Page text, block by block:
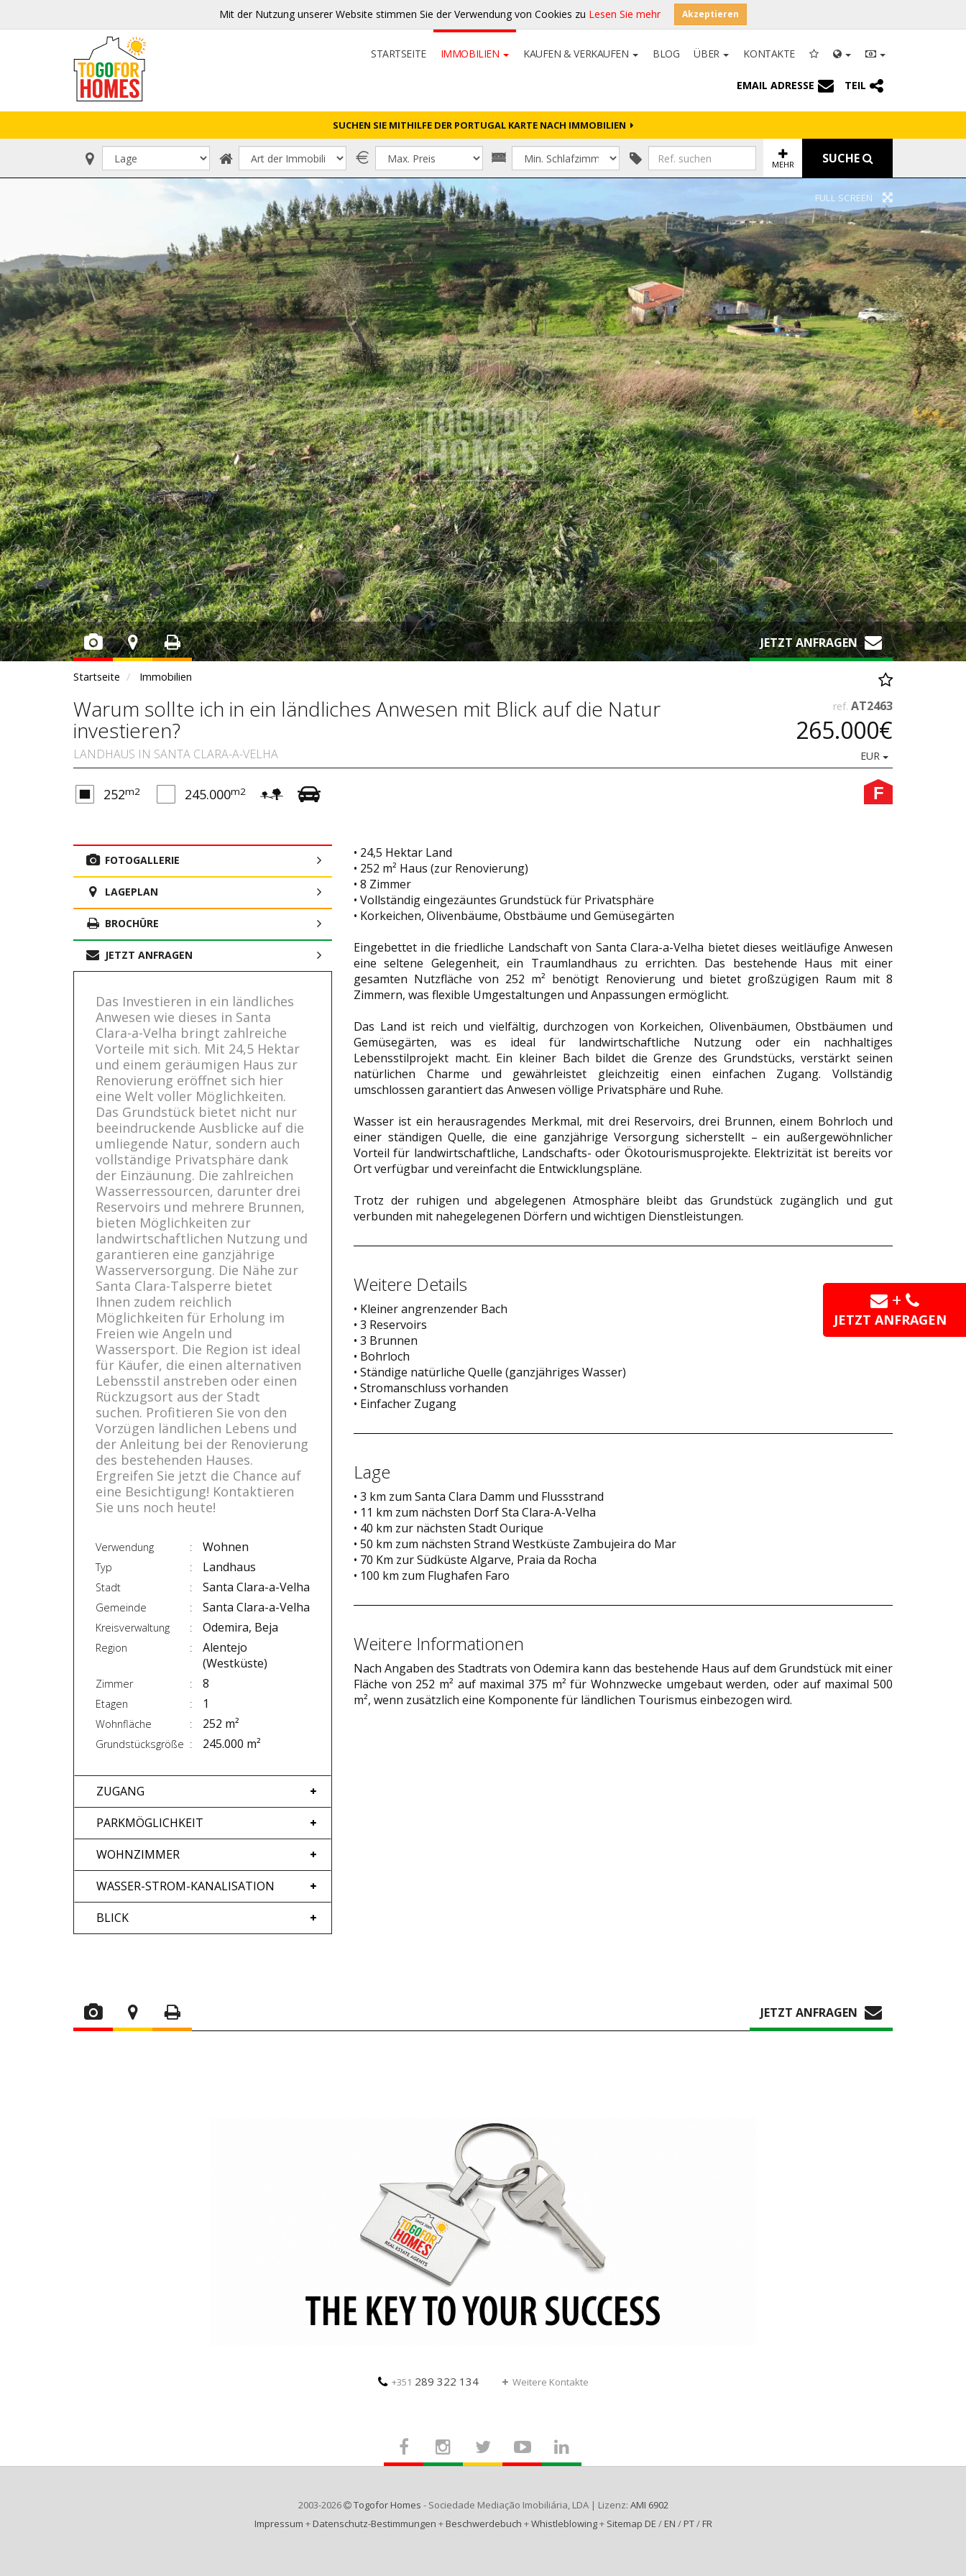
Mit der Nutzung unserer Website stimmen Sie der Verwendung von Cookies zu Lesen Sie mehr Akzeptieren
STARTSEITE IMMOBILIEN KAUFEN & VERKAUFEN BLOG ÜBER KONTAKTE
EMAIL ADRESSE TEIL
SUCHEN SIE MITHILFE DER PORTUGAL KARTE NACH IMMOBILIEN
MEHR SUCHE
FULL SCREEN
JETZT ANFRAGEN
Startseite Immobilien
Warum sollte ich in ein ländliches Anwesen mit Blick auf die Natur
investieren?
LANDHAUS IN SANTA CLARA-A-VELHA
ref. AT2463
265.000€
EUR
F
252m2 245.000m2
FOTOGALLERIE
LAGEPLAN
BROCHÜRE
JETZT ANFRAGEN
Das Investieren in ein ländliches
Anwesen wie dieses in Santa
Clara-a-Velha bringt zahlreiche
Vorteile mit sich. Mit 24,5 Hektar
und einem geräumigen Haus zur
Renovierung eröffnet sich hier
eine Welt voller Möglichkeiten.
Das Grundstück bietet nicht nur
beeindruckende Ausblicke auf die
umliegende Natur, sondern auch
vollständige Privatsphäre dank
der Einzäunung. Die zahlreichen
Wasserressourcen, darunter drei
Reservoirs und mehrere Brunnen,
bieten Möglichkeiten zur
landwirtschaftlichen Nutzung und
garantieren eine ganzjährige
Wasserversorgung. Die Nähe zur
Santa Clara-Talsperre bietet
Ihnen zudem reichlich
Möglichkeiten für Erholung im
Freien wie Angeln und
Wassersport. Die Region ist ideal
für Käufer, die einen alternativen
Lebensstil anstreben oder einen
Rückzugsort aus der Stadt
suchen. Profitieren Sie von den
Vorzügen ländlichen Lebens und
der Anleitung bei der Renovierung
des bestehenden Hauses.
Ergreifen Sie jetzt die Chance auf
eine Besichtigung! Kontaktieren
Sie uns noch heute!
Verwendung Wohnen
Typ Landhaus
Stadt Santa Clara-a-Velha
Gemeinde Santa Clara-a-Velha
Kreisverwaltung Odemira, Beja
Region
Alentejo
(Westküste)
Zimmer 8
Etagen 1
Wohnfläche 252 m²
Grundstücksgröße 245.000 m²
ZUGANG
PARKMÖGLICHKEIT
WOHNZIMMER
WASSER-STROM-KANALISATION
BLICK
• 24,5 Hektar Land
• 252 m² Haus (zur Renovierung)
• 8 Zimmer
• Vollständig eingezäuntes Grundstück für Privatsphäre
• Korkeichen, Olivenbäume, Obstbäume und Gemüsegärten
Eingebettet in die friedliche Landschaft von Santa Clara-a-Velha bietet dieses weitläufige Anwesen
eine seltene Gelegenheit, ein Traumlandhaus zu errichten. Das bestehende Haus mit einer
gesamten Nutzfläche von 252 m² benötigt Renovierung und bietet großzügigen Raum mit 8
Zimmern, was flexible Umgestaltungen und Anpassungen ermöglicht.
Das Land ist reich und vielfältig, durchzogen von Korkeichen, Olivenbäumen, Obstbäumen und
Gemüsegärten, was es ideal für landwirtschaftliche Nutzung oder ein nachhaltiges
Lebensstilprojekt macht. Ein kleiner Bach bildet die Grenze des Grundstücks, verstärkt seinen
natürlichen Charme und gewährleistet gleichzeitig einen einfachen Zugang. Vollständig
umschlossen garantiert das Anwesen völlige Privatsphäre und Ruhe.
Wasser ist ein herausragendes Merkmal, mit drei Reservoirs, drei Brunnen, einem Bohrloch und
einer ständigen Quelle, die eine ganzjährige Versorgung sicherstellt – ein außergewöhnlicher
Vorteil für landwirtschaftliche, Landschafts- oder Ökotourismusprojekte. Elektrizität ist bereits vor
Ort verfügbar und vereinfacht die Entwicklungspläne.
Trotz der ruhigen und abgelegenen Atmosphäre bleibt das Grundstück zugänglich und gut
verbunden mit nahegelegenen Dörfern und wichtigen Dienstleistungen.
Weitere Details
• Kleiner angrenzender Bach
• 3 Reservoirs
• 3 Brunnen
• Bohrloch
• Ständige natürliche Quelle (ganzjähriges Wasser)
• Stromanschluss vorhanden
• Einfacher Zugang
Lage
• 3 km zum Santa Clara Damm und Flussstrand
• 11 km zum nächsten Dorf Sta Clara-A-Velha
• 40 km zur nächsten Stadt Ourique
• 50 km zum nächsten Strand Westküste Zambujeira do Mar
• 70 Km zur Südküste Algarve, Praia da Rocha
• 100 km zum Flughafen Faro
Weitere Informationen
Nach Angaben des Stadtrats von Odemira kann das bestehende Haus auf dem Grundstück mit einer
Fläche von 252 m² auf maximal 375 m² für Wohnzwecke umgebaut werden, oder auf maximal 500
m², wenn zusätzlich eine Komponente für ländlichen Tourismus einbezogen wird.
JETZT ANFRAGEN
+351 289 322 134 Weitere Kontakte
2003-2026 Togofor Homes - Sociedade Mediação Imobiliária, LDA | Lizenz: AMI 6902
Impressum + Datenschutz-Bestimmungen + Beschwerdebuch +Whistleblowing+ Sitemap DE / EN / PT/ FR
JETZT ANFRAGEN
+